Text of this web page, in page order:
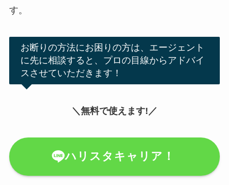
す。
お断りの方法にお困りの方は、エージェント
に先に相談すると、プロの目線からアドバイ
スさせていただきます！
＼無料で使えます!／
ハリスタキャリア！